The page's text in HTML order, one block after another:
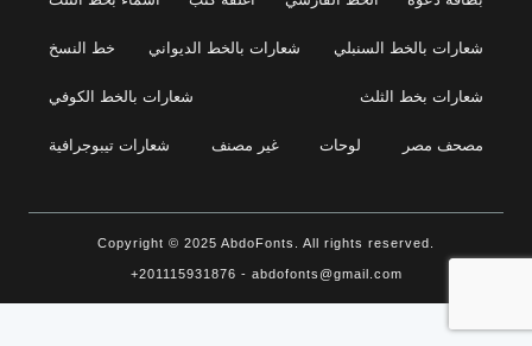
خط النسخ شعارات بالخط الديواني شعارات بالخط السنبلي
شعارات بالخط الكوفي شعارات بخط الثلث
شعارات تيبوجرافية غير مصنف لوحات مصحف مصر
Copyright © 2025 AbdoFonts. All rights reserved.
+201115931876 - abdofonts@gmail.com